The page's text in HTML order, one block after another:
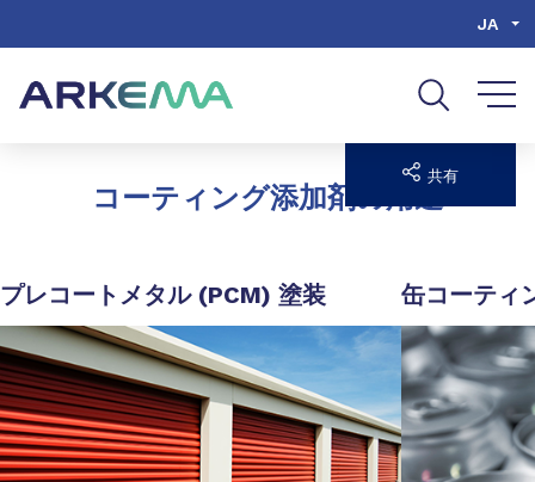
JA
コーティング添加剤の用途
共有
プレコートメタル (PCM) 塗装 缶コーティ